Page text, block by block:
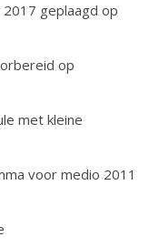
geplaagd op
op
met kleine
voor medio 2011